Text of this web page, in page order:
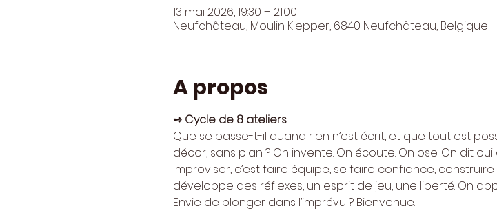
13 mai 2026, 19:30 – 21:00
Neufchâteau, Moulin Klepper, 6840 Neufchâteau, Belgique
A propos
➺ Cycle de 8 ateliers
Que se passe-t-il quand rien n’est écrit, et que tout est
décor, sans plan ? On invente. On écoute. On ose. On dit
Improviser, c’est faire équipe, se faire confiance,
développe des réflexes, un esprit de jeu, une liberté. On
Envie de plonger dans l’imprévu ? Bienvenue.